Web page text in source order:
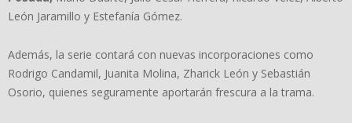
León Jaramillo y Estefanía Gómez.
Además, la serie contará con nuevas incorporaciones como
Rodrigo Candamil, Juanita Molina, Zharick León y Sebastián
Osorio, quienes seguramente aportarán frescura a la trama.